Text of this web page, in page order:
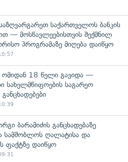
საქართველოს ბანკის
— მოსწავლეებისთვის შექმნილ
პროგრამაზე მიღება დაიწყო
ომიდან 18 წელი გავიდა —
სახელმწიფოების საგარეო
განცხადებები
ბარამიძის განცხადებაზე
სამშობლოს ღალატისა და
ფაქტზე დაიწყო